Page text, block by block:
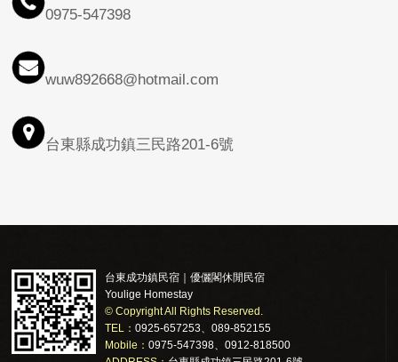
0975-547398
wuw892668@hotmail.com
台東縣成功鎮三民路201-6號
台東成功鎮民宿｜優儷閣休閒民宿
Youlige Homestay
© Copyright All Rights Reserved.
TEL：0925-657253、089-852155
Mobile：0975-547398、0912-818500